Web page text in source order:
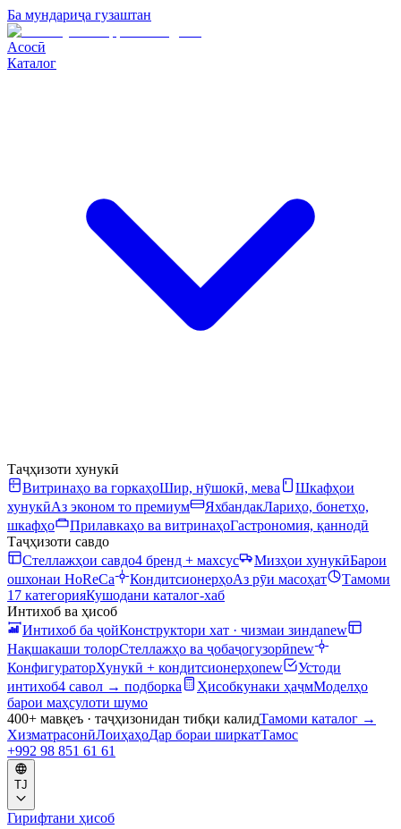
Ба мундариҷа гузаштан
Асосӣ
Каталог
Таҷҳизоти хунукӣ
Витринаҳо ва горкаҳоШир, нӯшокӣ, мева
Шкафҳои
хунукӣАз эконом то премиум ЯхбандакЛариҳо, бонетҳо,
шкафҳо
Прилавкаҳо ва витринаҳоГастрономия, қаннодӣ
Таҷҳизоти савдо
Стеллажҳои савдо4 бренд + махсус Мизҳои хунукӣБарои
ошхонаи HoReCa
КондитсионерҳоАз рӯи масоҳат
Тамоми
17 категорияКушодани каталог-хаб
Интихоб ва ҳисоб
Интихоб ба ҷойКонструктори хат · чизмаи зиндаnew
Нақшакаши толорСтеллажҳо ва ҷобаҷогузорӣnew
КонфигураторХунукӣ + кондитсионерҳоnew
Устоди
интихоб4 савол → подборка Ҳисобкунаки ҳаҷмМоделҳо
барои маҳсулоти шумо
400+ мавқеъ · таҷҳизонидан тибқи калидТамоми каталог →
ХизматрасонӣЛоиҳаҳоДар бораи ширкатТамос
+992 98 851 61 61
TJ
Гирифтани ҳисоб